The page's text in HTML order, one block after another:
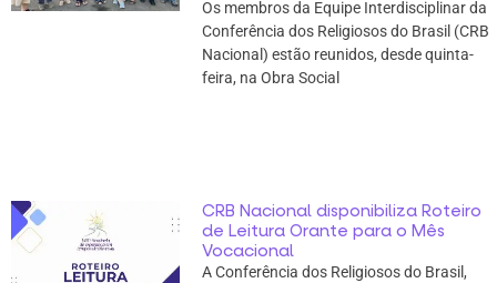
Os membros da Equipe Interdisciplinar da
Conferência dos Religiosos do Brasil (CRB
Nacional) estão reunidos, desde quinta-
feira, na Obra Social
CRB Nacional disponibiliza Roteiro
de Leitura Orante para o Mês
Vocacional
A Conferência dos Religiosos do Brasil,